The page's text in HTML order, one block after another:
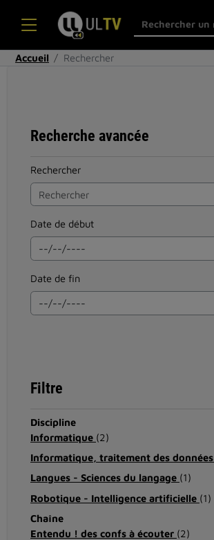
Accueil Rechercher
Recherche avancée
Rechercher
Date de début
Date de fin
Filtre
Discipline
Informatique (2)
Informatique, traitement des données
Langues - Sciences du langage (1)
Robotique - Intelligence artificielle (1)
Chaîne
Entendu ! des confs à écouter (2)